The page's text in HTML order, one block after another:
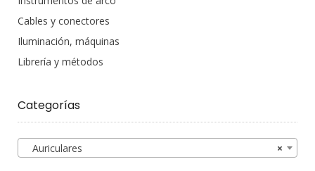
Cables y conectores
Iluminación, máquinas
Librería y métodos
Categorías
×
Auriculares